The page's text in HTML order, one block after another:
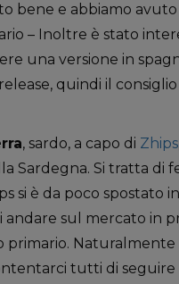
bene e abbiamo
– Inoltre è stato
una versione in
quindi il
, sardo, a capo di Zhips
Sardegna. Si tratta di
si è da poco spostato
andare sul mercato in
Naturalmente
tutti di